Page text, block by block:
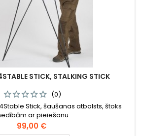
STICK, STALKING STICK
(0)
4Stable Stick, šaušanas atbalsts, štoks
ar pieiešanu
Cena
99,00 €